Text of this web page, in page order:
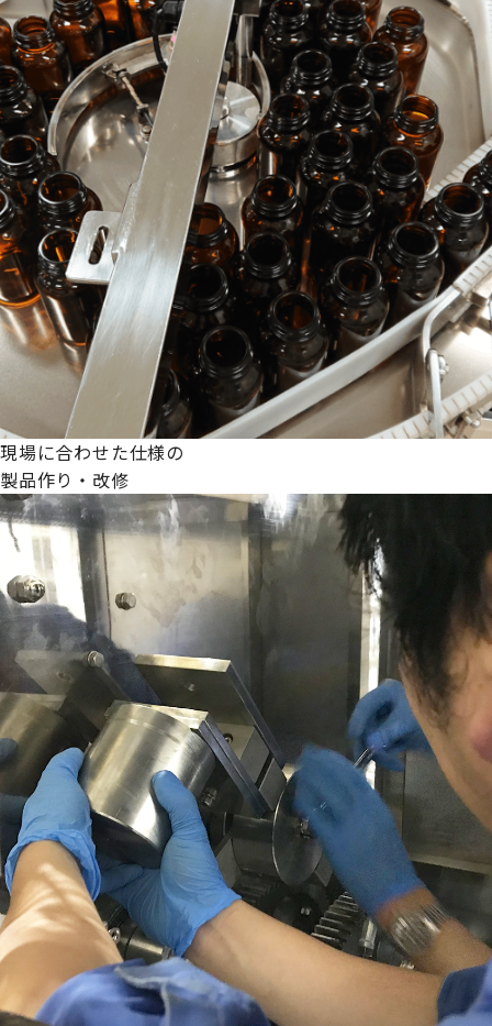
現場に合わせた仕様の
製品作り・改修